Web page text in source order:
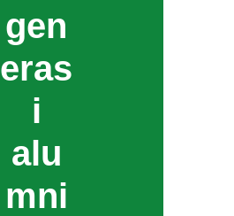
gen
eras
i
alu
mni